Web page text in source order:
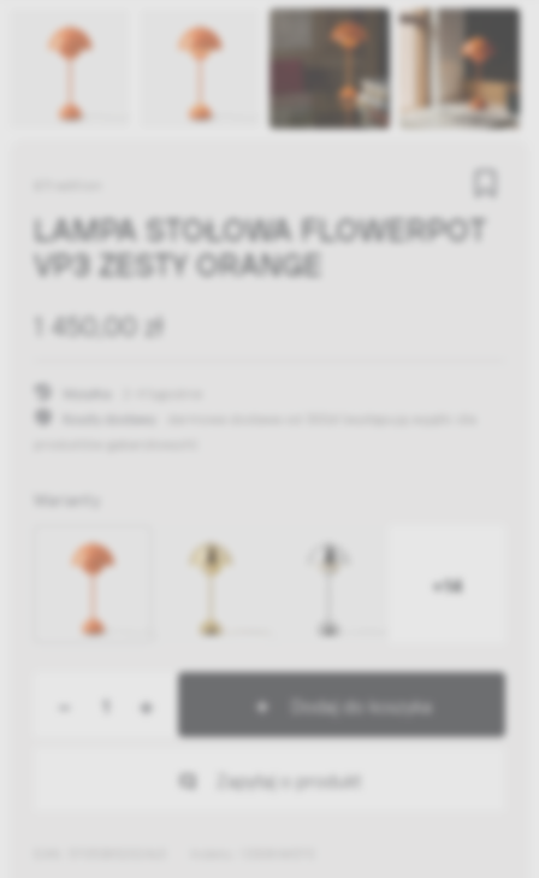
LAMPA STOŁOWA FLOWERPOT
VP3 ZESTY ORANGE
1 450,00 zł
Warianty
+14
+ Dodaj do koszyka
Zapytaj o produkt